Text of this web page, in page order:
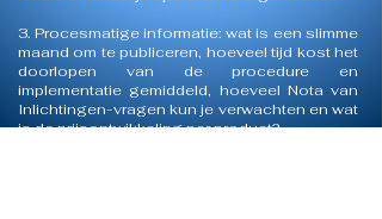
3. Procesmatige informatie: wat is een slimme
maand om te publiceren, hoeveel tijd kost het
doorlopen van de procedure en
implementatie gemiddeld, hoeveel Nota van
Inlichtingen-vragen kun je verwachten en wat
is de prijsontwikkeling per product?